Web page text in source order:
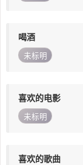
喝酒
未标明
喜欢的电影
未标明
喜欢的歌曲